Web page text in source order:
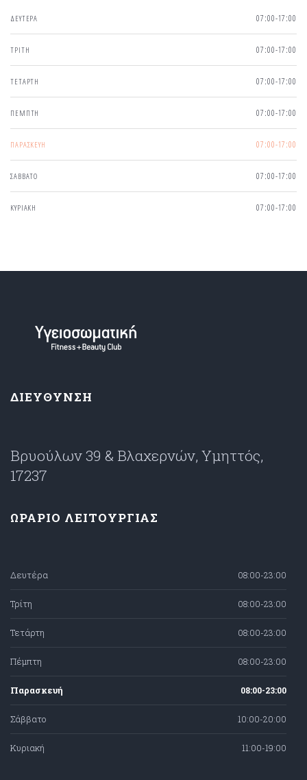
ΔΕΥΤΕΡΑ 07:00-17:00
ΤΡΙΤΗ 07:00-17:00
ΤΕΤΑΡΤΗ 07:00-17:00
ΠΕΜΠΤΗ 07:00-17:00
ΠΑΡΑΣΚΕΥΗ 07:00-17:00
ΣΑΒΒΑΤΟ 07:00-17:00
ΚΥΡΙΑΚΗ 07:00-17:00
ΔΙΕΥΘΥΝΣΗ
Βρυούλων 39 & Βλαχερνών, Υμηττός,
17237
ΩΡΑΡΙΟ ΛΕΙΤΟΥΡΓΙΑΣ
Δευτέρα 08:00-23:00
Τρίτη 08:00-23:00
Τετάρτη 08:00-23:00
Πέμπτη 08:00-23:00
Παρασκευή 08:00-23:00
Σάββατο 10:00-20:00
Κυριακή 11:00-19:00